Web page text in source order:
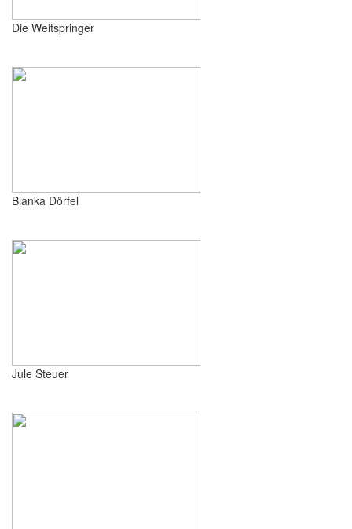
Die Weitspringer
Blanka Dörfel
Jule Steuer